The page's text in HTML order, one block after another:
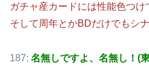
ガチャ産カードには性能色つけ
そして周年とかBDだけでもシ
187: 名無しですよ、名無し！(